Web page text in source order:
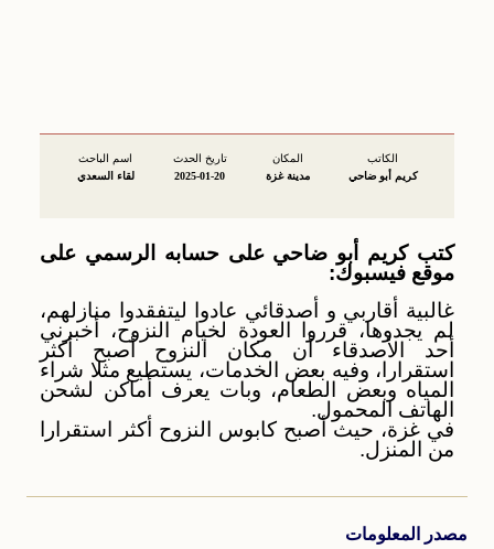
الكاتب
كريم أبو ضاحي
المكان
مدينة غزة
تاريخ الحدث
2025-01-20
اسم الباحث
لقاء السعدي
كتب كريم أبو ضاحي على حسابه الرسمي على
موقع فيسبوك:
غالبية أقاربي و أصدقائي عادوا ليتفقدوا منازلهم،
لم يجدوها، قرروا العودة لخيام النزوح، أخبرني
أحد الأصدقاء أن مكان النزوح أصبح أكثر
استقرارا، وفيه بعض الخدمات، يستطيع مثلا شراء
المياه وبعض الطعام، وبات يعرف أماكن لشحن
الهاتف المحمول.
في غزة، حيث أصبح كابوس النزوح أكثر استقرارا
من المنزل.
مصدر المعلومات